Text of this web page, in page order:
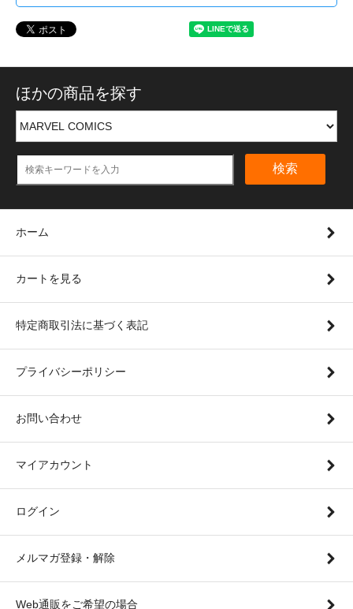
ほかの商品を探す
検索
ホーム
カートを見る
特定商取引法に基づく表記
プライバシーポリシー
お問い合わせ
マイアカウント
ログイン
メルマガ登録・解除
Web通販をご希望の場合